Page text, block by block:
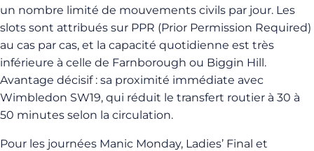
un nombre limité de mouvements civils par jour. Les
slots sont attribués sur PPR (Prior Permission Required)
au cas par cas, et la capacité quotidienne est très
inférieure à celle de Farnborough ou Biggin Hill.
Avantage décisif : sa proximité immédiate avec
Wimbledon SW19, qui réduit le transfert routier à 30 à
50 minutes selon la circulation.
Pour les journées Manic Monday, Ladies’ Final et